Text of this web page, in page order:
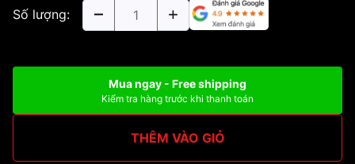
Số lượng:
Mua ngay - Free shipping
Kiểm tra hàng trước khi thanh toán
THÊM VÀO GIỎ